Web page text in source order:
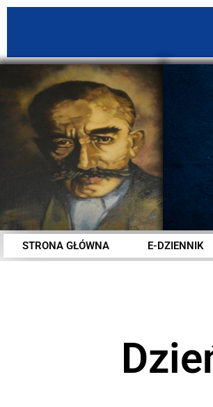
STRONA GŁÓWNA E-DZIENNIK